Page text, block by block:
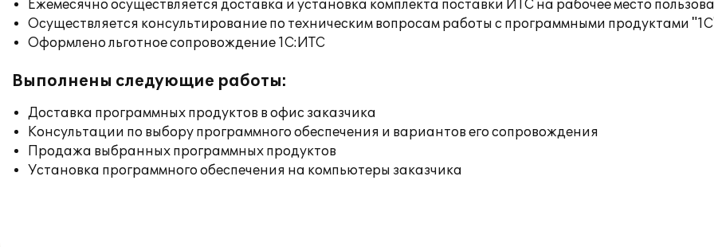
Ежемесячно осуществляется доставка и установка комплекта поставки ИТС на рабочее место
Осуществляется консультирование по техническим вопросам работы с программными продуктами
Оформлено льготное сопровождение 1С:ИТС
Выполнены следующие работы:
Доставка программных продуктов в офис заказчика
Консультации по выбору программного обеспечения и вариантов его сопровождения
Продажа выбранных программных продуктов
Установка программного обеспечения на компьютеры заказчика